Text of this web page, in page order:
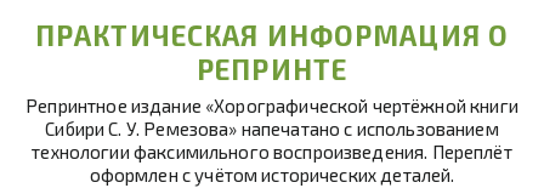
ПРАКТИЧЕСКАЯ ИНФОРМАЦИЯ О
РЕПРИНТЕ
Репринтное издание «Хорографической чертёжной книги
Сибири С. У. Ремезова» напечатано с использованием
технологии факсимильного воспроизведения. Переплёт
оформлен с учётом исторических деталей.